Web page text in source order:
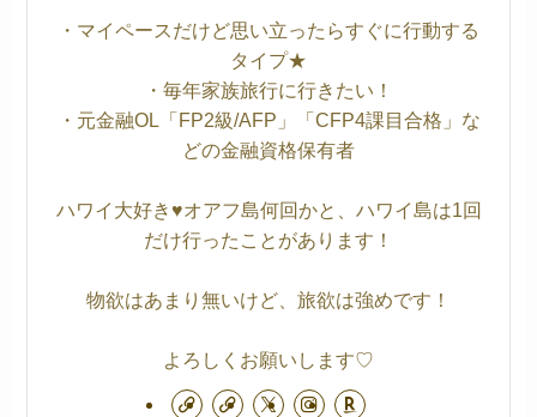
・マイペースだけど思い立ったらすぐに行動する
タイプ★
・毎年家族旅行に行きたい！
・元金融OL「FP2級/AFP」「CFP4課目合格」な
どの金融資格保有者
ハワイ大好き♥オアフ島何回かと、ハワイ島は1回
だけ行ったことがあります！
物欲はあまり無いけど、旅欲は強めです！
よろしくお願いします♡